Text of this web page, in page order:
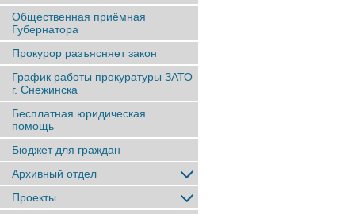
Общественная приёмная
Губернатора
Прокурор разъясняет закон
График работы прокуратуры ЗАТО
г. Снежинска
Бесплатная юридическая
помощь
Бюджет для граждан
Архивный отдел
Проекты